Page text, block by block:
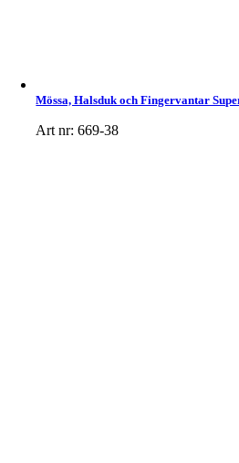
Mössa, Halsduk och Fingervantar
Art nr: 669-38